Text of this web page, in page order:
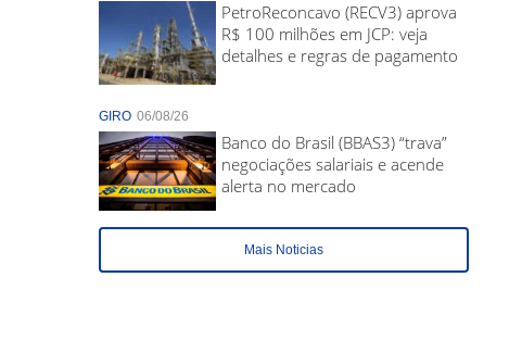
PetroReconcavo (RECV3) aprova
R$ 100 milhões em JCP: veja
detalhes e regras de pagamento
GIRO 06/08/26
Banco do Brasil (BBAS3) “trava”
negociações salariais e acende
alerta no mercado
Mais Noticias